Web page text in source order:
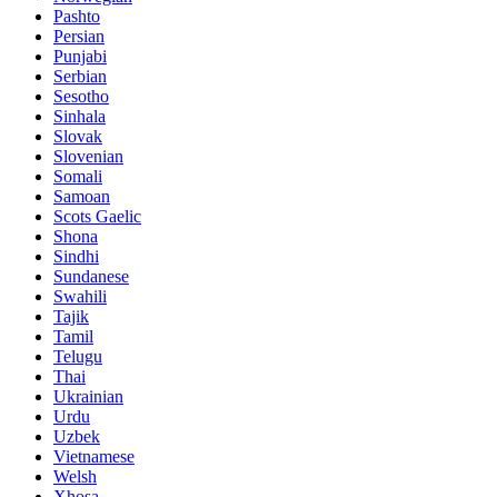
Pashto
Persian
Punjabi
Serbian
Sesotho
Sinhala
Slovak
Slovenian
Somali
Samoan
Scots Gaelic
Shona
Sindhi
Sundanese
Swahili
Tajik
Tamil
Telugu
Thai
Ukrainian
Urdu
Uzbek
Vietnamese
Welsh